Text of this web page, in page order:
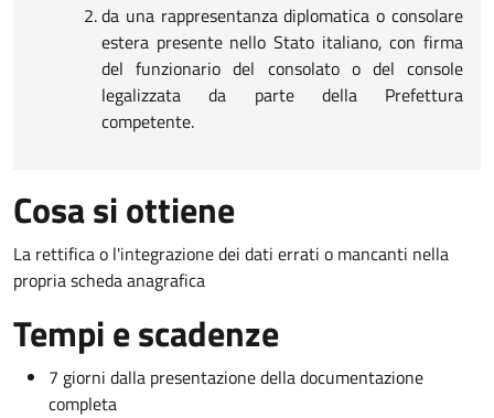
da una rappresentanza diplomatica o consolare
estera presente nello Stato italiano, con firma
del funzionario del consolato o del console
legalizzata da parte della Prefettura
competente.
Cosa si ottiene
La rettifica o l'integrazione dei dati errati o mancanti nella
propria scheda anagrafica
Tempi e scadenze
7 giorni dalla presentazione della documentazione
completa